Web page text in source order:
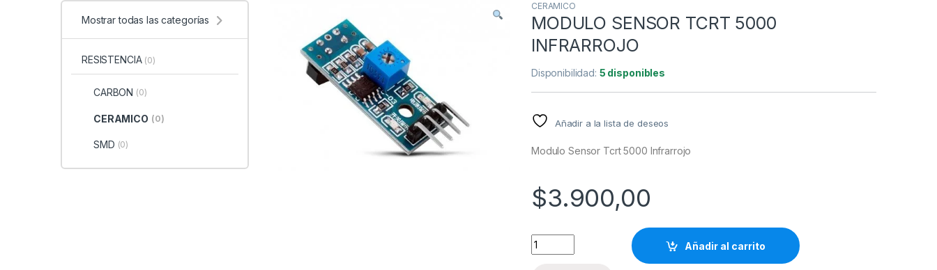
CERAMICO
MODULO SENSOR TCRT 5000
INFRARROJO
Disponibilidad: 5 disponibles
Añadir a la lista de deseos
Modulo Sensor Tcrt 5000 Infrarrojo
$3.900,00
Añadir al carrito
Mostrar todas las categorías
RESISTENCIA (0)
CARBON (0)
CERAMICO (0)
SMD (0)